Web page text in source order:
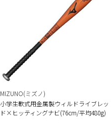
MIZUNO(ミズノ)
小学生軟式用金属製ウィルドライブレッ
ド×ヒッティングナビ(76cm/平均480g)